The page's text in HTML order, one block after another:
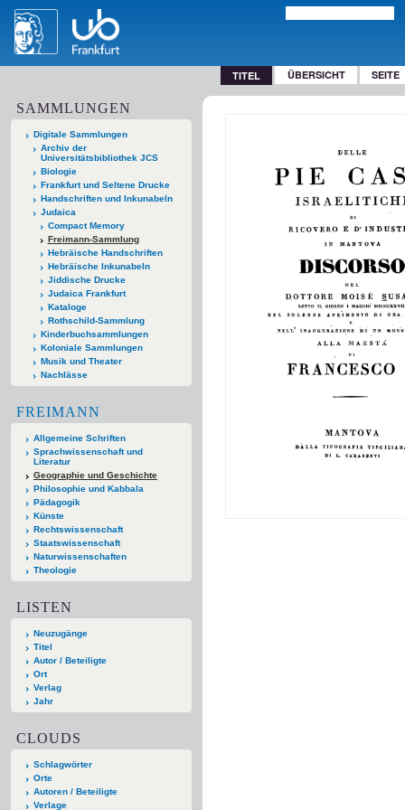
TITEL ÜBERSICHT SEITE
SAMMLUNGEN
Digitale Sammlungen
Archiv der
Universitätsbibliothek JCS
Biologie
Frankfurt und Seltene Drucke
Handschriften und Inkunabeln
Judaica
Compact Memory
Freimann-Sammlung
Hebräische Handschriften
Hebräische Inkunabeln
Jiddische Drucke
Judaica Frankfurt
Kataloge
Rothschild-Sammlung
Kinderbuchsammlungen
Koloniale Sammlungen
Musik und Theater
Nachlässe
FREIMANN
Allgemeine Schriften
Sprachwissenschaft und
Literatur
Geographie und Geschichte
Philosophie und Kabbala
Pädagogik
Künste
Rechtswissenschaft
Staatswissenschaft
Naturwissenschaften
Theologie
LISTEN
Neuzugänge
Titel
Autor / Beteiligte
Ort
Verlag
Jahr
CLOUDS
Schlagwörter
Orte
Autoren / Beteiligte
Verlage